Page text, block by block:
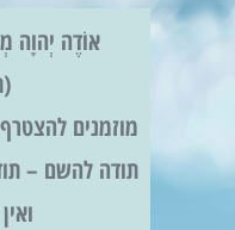
אוֹדֶה יְהוָה
מוזמנים
תודה להשם –